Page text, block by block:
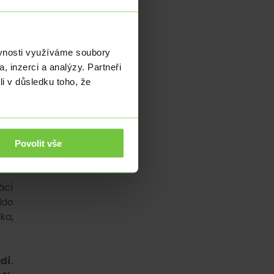
využíváme soubory
inzerci a analýzy. Partneři
v důsledku toho, že
Povolit vše